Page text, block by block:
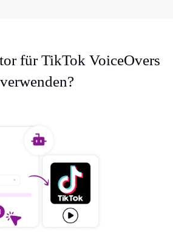
für TikTok VoiceOvers
verwenden?